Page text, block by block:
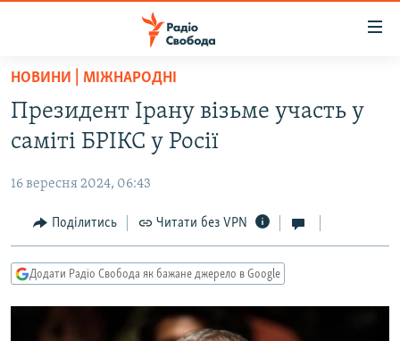
Перейти
основного
матеріалу
до
навігації
Перейти
до
ВСЕ ЗА ДОБУ
ПОЛІТИКА
ЕКОНОМІКА
КУЛЬТУРА
ВІЙНА
РОСІЙСЬКА «ФІЛЬТРАЦІЯ»
КРИМ.РЕАЛІЇ
НОВИНИ | МІЖНАРОДНІ
Президент Ірану візьме участь у
саміті БРІКС у Росії
16 вересня 2024, 06:43
Поділитись Читати без VPN
Додати Радіо Свобода як бажане джерело в Google